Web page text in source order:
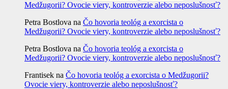
Medžugorii? Ovocie viery, kontroverzie alebo neposlušnosť?
Petra Bostlova na Čo hovoria teológ a exorcista o
Medžugorii? Ovocie viery, kontroverzie alebo neposlušnosť?
Petra Bostlova na Čo hovoria teológ a exorcista o
Medžugorii? Ovocie viery, kontroverzie alebo neposlušnosť?
Frantisek na Čo hovoria teológ a exorcista o Medžugorii?
Ovocie viery, kontroverzie alebo neposlušnosť?